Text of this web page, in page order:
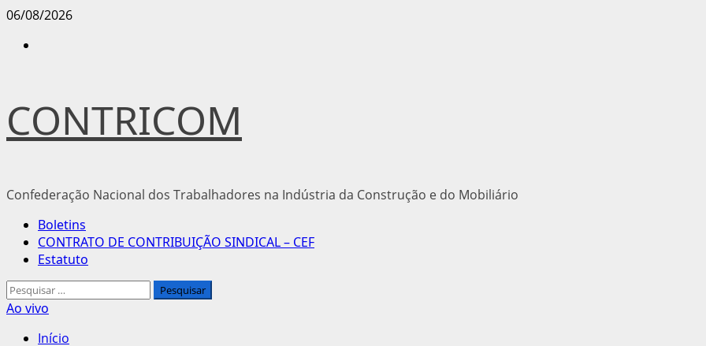
Avançar
06/08/2026
CONTRICOM
Confederação Nacional dos Trabalhadores na Indústria da Construção e do Mobiliário
Menu
principal
Boletins
CONTRATO DE CONTRIBUIÇÃO SINDICAL – CEF
Estatuto
Pesquisar
por:
Ao vivo
Início